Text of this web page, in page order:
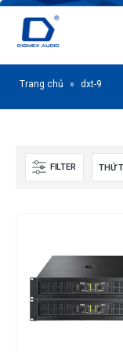
Trang chủ » dxt-9
FILTER